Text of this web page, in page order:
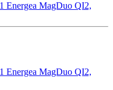
Energea MagDuo QI2,
Energea MagDuo QI2,